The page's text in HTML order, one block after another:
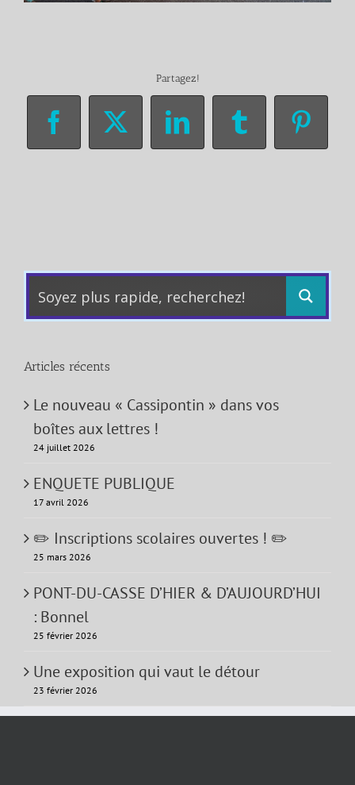
Partagez!
Facebook
X LinkedInTumblr
Articles récents
Le nouveau « Cassipontin » dans vos
boîtes aux lettres !
24 juillet 2026
ENQUETE PUBLIQUE
17 avril 2026
✏️ Inscriptions scolaires ouvertes ! ✏️
25 mars 2026
PONT-DU-CASSE D’HIER & D’AUJOURD’HUI
: Bonnel
25 février 2026
Une exposition qui vaut le détour
23 février 2026